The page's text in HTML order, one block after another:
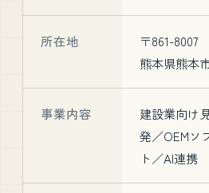
所在地
〒861-8007
熊本県熊本
事業内容
建設業向け
発／OEMソ
ト／AI連携